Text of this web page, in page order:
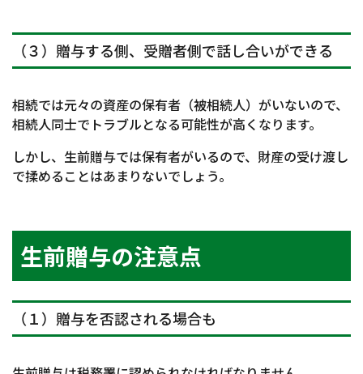
（３）贈与する側、受贈者側で話し合いができる
相続では元々の資産の保有者（被相続人）がいないので、
相続人同士でトラブルとなる可能性が高くなります。
しかし、生前贈与では保有者がいるので、財産の受け渡し
で揉めることはあまりないでしょう。
生前贈与の注意点
（１）贈与を否認される場合も